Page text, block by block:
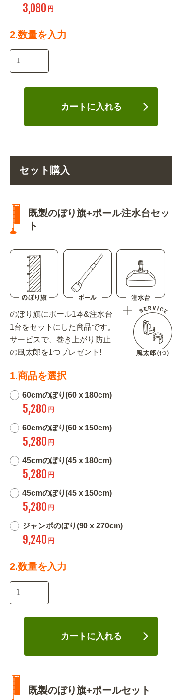
3,080 円
2.数量を入力
カートに入れる
セット購入
既製のぼり旗+ポール注水台セッ
ト
のぼり旗にポール1本&注水台
1台をセットにした商品です。
サービスで、巻き上がり防止
の風太郎を1つプレゼント!
1.商品を選択
60cmのぼり(60 x 180cm)
5,280 円
60cmのぼり(60 x 150cm)
5,280 円
45cmのぼり(45 x 180cm)
5,280 円
45cmのぼり(45 x 150cm)
5,280 円
ジャンボのぼり(90 x 270cm)
9,240 円
2.数量を入力
カートに入れる
既製のぼり旗+ポールセット